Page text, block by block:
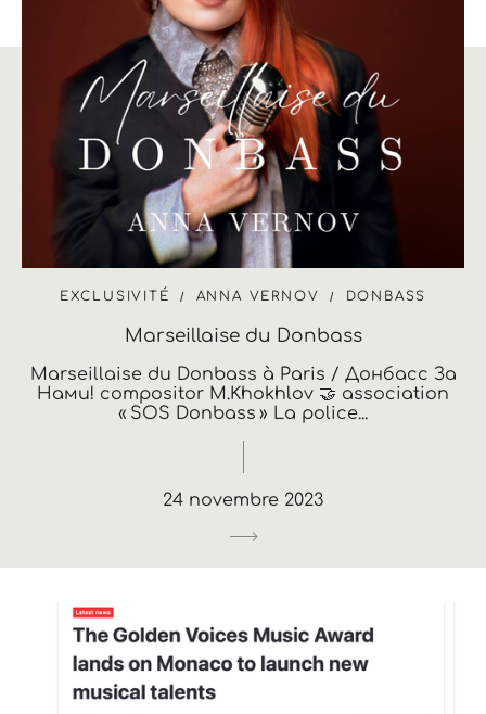
EXCLUSIVITÉ ANNA VERNOV DONBASS
Marseillaise du Donbass
Marseillaise du Donbass à Paris / Донбасс За
Нами! compositor M.Khokhlov 🤝 association
« SOS Donbass » La police...
24 novembre 2023